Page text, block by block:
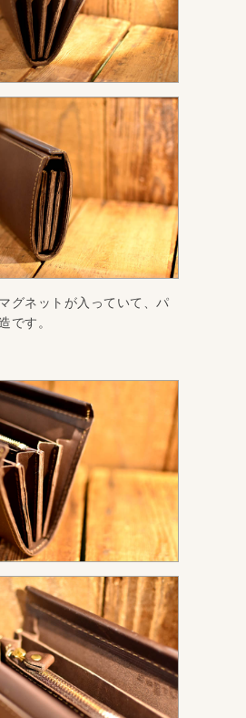
グネットが入っていて、パ
です。